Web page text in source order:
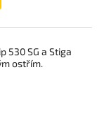
530 SG a Stiga
ostřím.